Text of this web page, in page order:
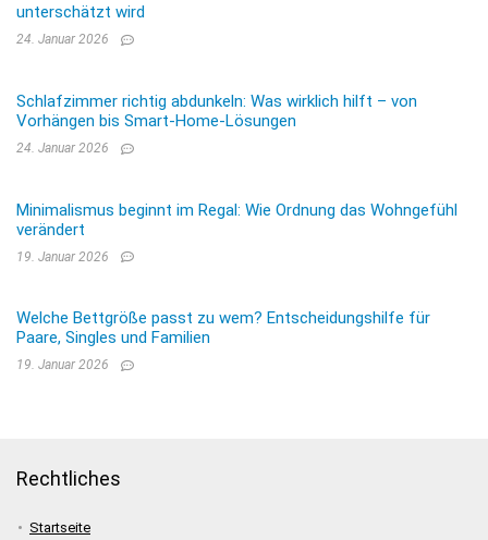
unterschätzt wird
24. Januar 2026
Schlafzimmer richtig abdunkeln: Was wirklich hilft – von
Vorhängen bis Smart-Home-Lösungen
24. Januar 2026
Minimalismus beginnt im Regal: Wie Ordnung das Wohngefühl
verändert
19. Januar 2026
Welche Bettgröße passt zu wem? Entscheidungshilfe für
Paare, Singles und Familien
19. Januar 2026
Rechtliches
Startseite